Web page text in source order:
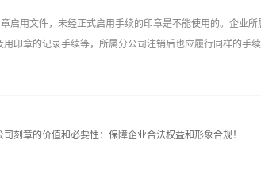
启用文件，未经正式启用手续的印章是不能使用的。企业
印章的记录手续等，所属分公司注销后也应履行同样的手续
司刻章的价值和必要性：保障企业合法权益和形象合规！